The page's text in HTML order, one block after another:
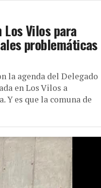
Vilos para
problemáticas
la agenda del Delegado
en Los Vilos a
Y es que la comuna de